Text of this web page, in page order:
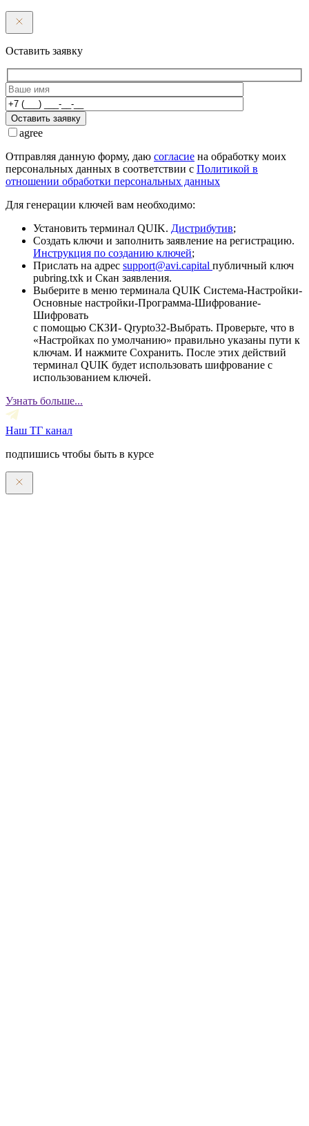
Оставить заявку
Оставить заявку
agree
Отправляя данную форму, даю согласие на обработку моих
персональных данных в соответствии с Политикой в
отношении обработки персональных данных
Для генерации ключей вам необходимо:
Установить терминал QUIK. Дистрибутив;
Создать ключи и заполнить заявление на регистрацию.
Инструкция по созданию ключей;
Прислать на адрес support@avi.capital публичный ключ
pubring.txk и Скан заявления.
Выберите в меню терминала QUIK Система-Настройки-
Основные настройки-Программа-Шифрование-
Шифровать
с помощью СКЗИ- Qrypto32-Выбрать. Проверьте, что в
«Настройках по умолчанию» правильно указаны пути к
ключам. И нажмите Сохранить. После этих действий
терминал QUIK будет использовать шифрование с
использованием ключей.
Узнать больше...
Наш ТГ канал
подпишись чтобы быть в курсе